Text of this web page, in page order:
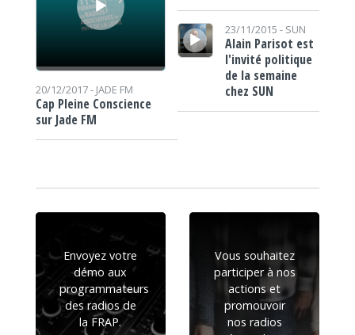
20/12/2017 - JADE FM
Cap Pleine Conscience
sur Jade FM
Lecteur audio
23/11/2015 - SUN
Alain Parisot est
l'invité politique
de la semaine
chez SUN
Envoyez votre
démo aux
programmateurs
des radios de
la FRAP.
Vous souhaitez
participer à nos
actions et
promouvoir
nos radios